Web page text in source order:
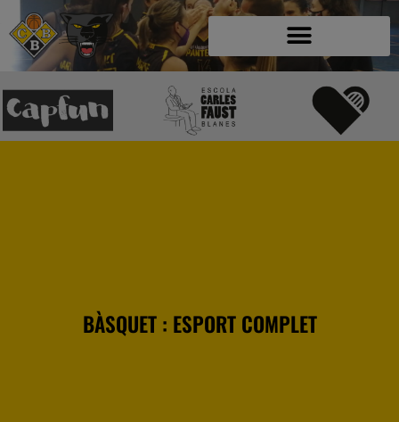
BÀSQUET : ESPORT COMPLET